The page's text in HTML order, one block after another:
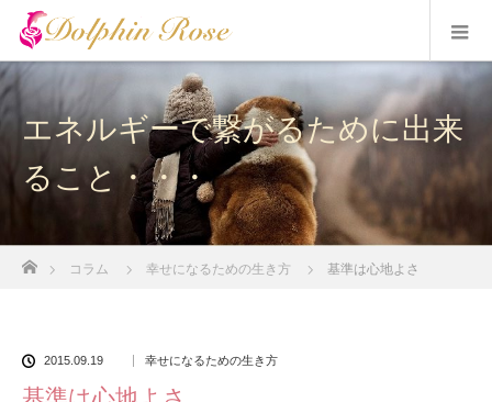
エネルギーで繋がるために出来
ること・・・
コラム 幸せになるための生き方 基準は心地よさ
2015.09.19 幸せになるための生き方